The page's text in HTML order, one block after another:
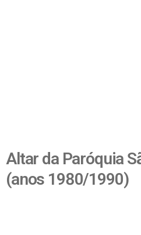
Altar da Paróquia
(anos 1980/1990)